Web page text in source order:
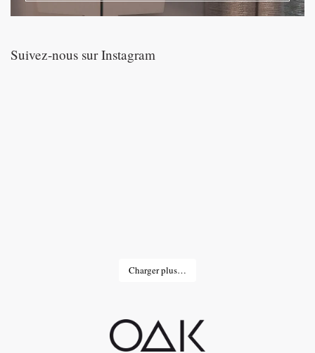
Suivez-nous sur Instagram
Charger plus…